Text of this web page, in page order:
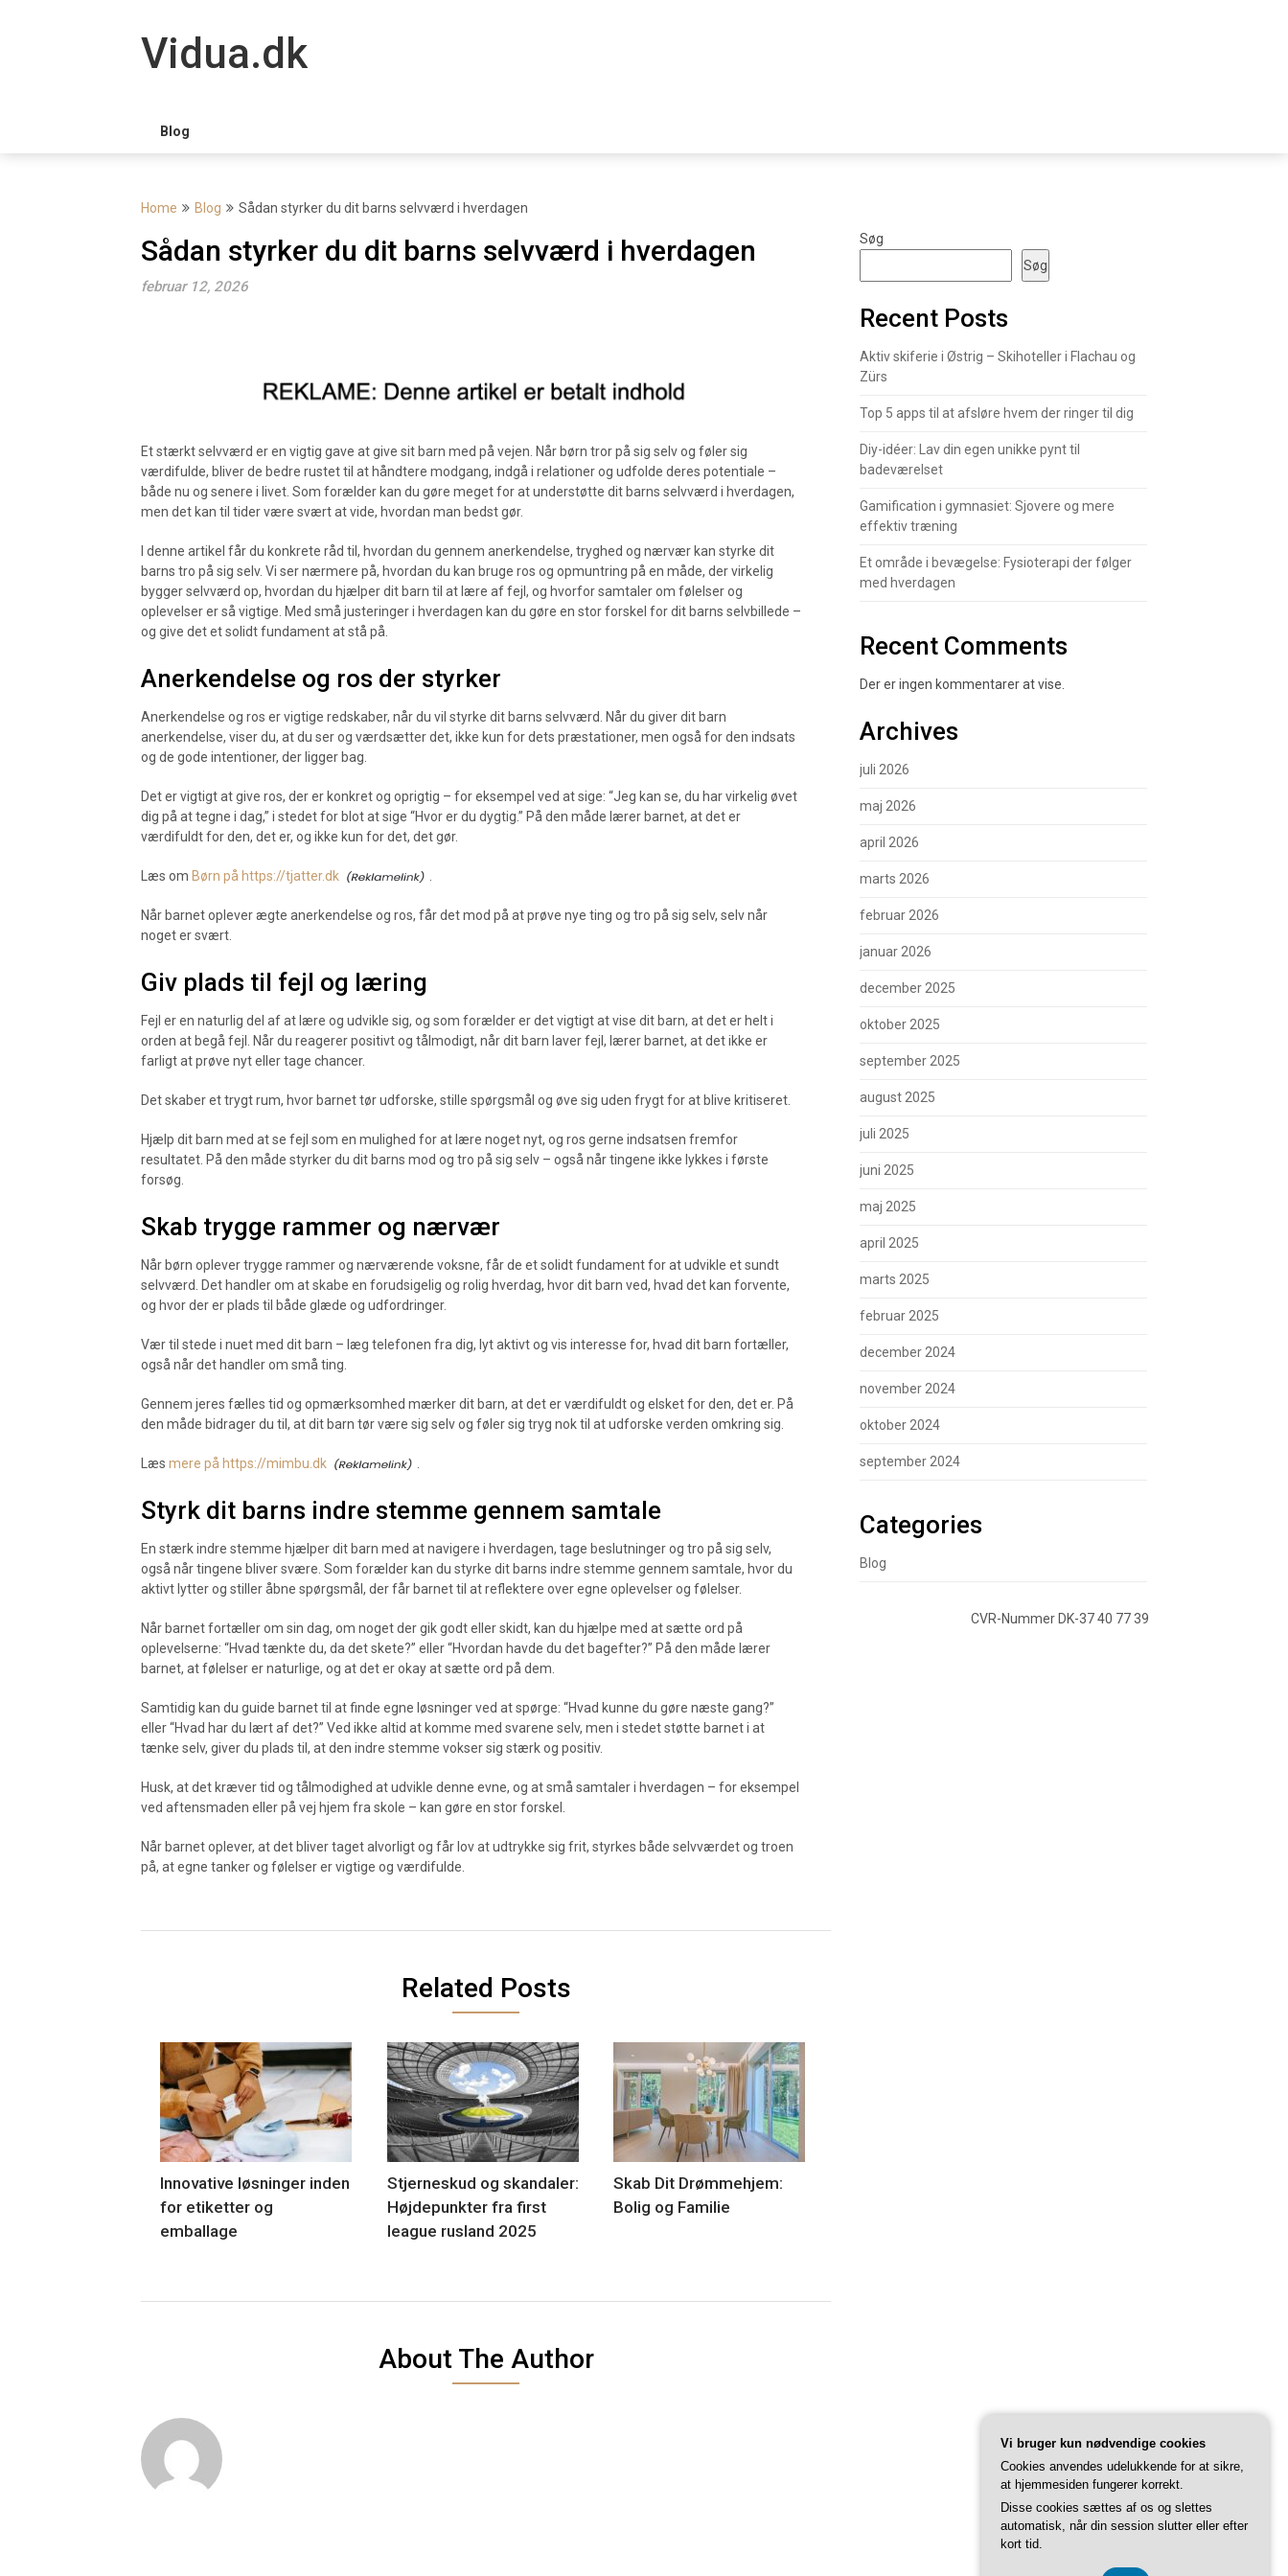
Vidua.dk
Blog
Home Blog Sådan styrker du dit barns selvværd i hverdagen
Sådan styrker du dit barns selvværd i hverdagen
februar 12, 2026
Et stærkt selvværd er en vigtig gave at give sit barn med på vejen. Når børn tror på sig selv og føler sig
værdifulde, bliver de bedre rustet til at håndtere modgang, indgå i relationer og udfolde deres potentiale –
både nu og senere i livet. Som forælder kan du gøre meget for at understøtte dit barns selvværd i hverdagen,
men det kan til tider være svært at vide, hvordan man bedst gør.
I denne artikel får du konkrete råd til, hvordan du gennem anerkendelse, tryghed og nærvær kan styrke dit
barns tro på sig selv. Vi ser nærmere på, hvordan du kan bruge ros og opmuntring på en måde, der virkelig
bygger selvværd op, hvordan du hjælper dit barn til at lære af fejl, og hvorfor samtaler om følelser og
oplevelser er så vigtige. Med små justeringer i hverdagen kan du gøre en stor forskel for dit barns selvbillede –
og give det et solidt fundament at stå på.
Anerkendelse og ros der styrker
Anerkendelse og ros er vigtige redskaber, når du vil styrke dit barns selvværd. Når du giver dit barn
anerkendelse, viser du, at du ser og værdsætter det, ikke kun for dets præstationer, men også for den indsats
og de gode intentioner, der ligger bag.
Det er vigtigt at give ros, der er konkret og oprigtig – for eksempel ved at sige: “Jeg kan se, du har virkelig øvet
dig på at tegne i dag,” i stedet for blot at sige “Hvor er du dygtig.” På den måde lærer barnet, at det er
værdifuldt for den, det er, og ikke kun for det, det gør.
Læs om Børn på https://tjatter.dk
Når barnet oplever ægte anerkendelse og ros, får det mod på at prøve nye ting og tro på sig selv, selv når
noget er svært.
Giv plads til fejl og læring
Fejl er en naturlig del af at lære og udvikle sig, og som forælder er det vigtigt at vise dit barn, at det er helt i
orden at begå fejl. Når du reagerer positivt og tålmodigt, når dit barn laver fejl, lærer barnet, at det ikke er
farligt at prøve nyt eller tage chancer.
Det skaber et trygt rum, hvor barnet tør udforske, stille spørgsmål og øve sig uden frygt for at blive kritiseret.
Hjælp dit barn med at se fejl som en mulighed for at lære noget nyt, og ros gerne indsatsen fremfor
resultatet. På den måde styrker du dit barns mod og tro på sig selv – også når tingene ikke lykkes i første
forsøg.
Skab trygge rammer og nærvær
Når børn oplever trygge rammer og nærværende voksne, får de et solidt fundament for at udvikle et sundt
selvværd. Det handler om at skabe en forudsigelig og rolig hverdag, hvor dit barn ved, hvad det kan forvente,
og hvor der er plads til både glæde og udfordringer.
Vær til stede i nuet med dit barn – læg telefonen fra dig, lyt aktivt og vis interesse for, hvad dit barn fortæller,
også når det handler om små ting.
Gennem jeres fælles tid og opmærksomhed mærker dit barn, at det er værdifuldt og elsket for den, det er. På
den måde bidrager du til, at dit barn tør være sig selv og føler sig tryg nok til at udforske verden omkring sig.
Læs mere på https://mimbu.dk
Styrk dit barns indre stemme gennem samtale
En stærk indre stemme hjælper dit barn med at navigere i hverdagen, tage beslutninger og tro på sig selv,
også når tingene bliver svære. Som forælder kan du styrke dit barns indre stemme gennem samtale, hvor du
aktivt lytter og stiller åbne spørgsmål, der får barnet til at reflektere over egne oplevelser og følelser.
Når barnet fortæller om sin dag, om noget der gik godt eller skidt, kan du hjælpe med at sætte ord på
oplevelserne: “Hvad tænkte du, da det skete?” eller “Hvordan havde du det bagefter?” På den måde lærer
barnet, at følelser er naturlige, og at det er okay at sætte ord på dem.
Samtidig kan du guide barnet til at finde egne løsninger ved at spørge: “Hvad kunne du gøre næste gang?”
eller “Hvad har du lært af det?” Ved ikke altid at komme med svarene selv, men i stedet støtte barnet i at
tænke selv, giver du plads til, at den indre stemme vokser sig stærk og positiv.
Husk, at det kræver tid og tålmodighed at udvikle denne evne, og at små samtaler i hverdagen – for eksempel
ved aftensmaden eller på vej hjem fra skole – kan gøre en stor forskel.
Når barnet oplever, at det bliver taget alvorligt og får lov at udtrykke sig frit, styrkes både selvværdet og troen
på, at egne tanker og følelser er vigtige og værdifulde.
Related Posts
Innovative løsninger inden
for etiketter og
emballage
Stjerneskud og skandaler:
Højdepunkter fra first
league rusland 2025
Skab Dit Drømmehjem:
Bolig og Familie
About The Author
Søg
Søg
Recent Posts
Aktiv skiferie i Østrig – Skihoteller i Flachau og
Zürs
Top 5 apps til at afsløre hvem der ringer til dig
Diy-idéer: Lav din egen unikke pynt til
badeværelset
Gamification i gymnasiet: Sjovere og mere
effektiv træning
Et område i bevægelse: Fysioterapi der følger
med hverdagen
Recent Comments
Der er ingen kommentarer at vise.
Archives
juli 2026
maj 2026
april 2026
marts 2026
februar 2026
januar 2026
december 2025
oktober 2025
september 2025
august 2025
juli 2025
juni 2025
maj 2025
april 2025
marts 2025
februar 2025
december 2024
november 2024
oktober 2024
september 2024
Categories
Blog
CVR-Nummer DK-37 40 77 39
Vi bruger kun nødvendige cookies
Cookies anvendes udelukkende for at sikre,
at hjemmesiden fungerer korrekt.
Disse cookies sættes af os og slettes
automatisk, når din session slutter eller efter
kort tid.